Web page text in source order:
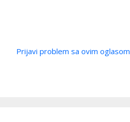
Prijavi problem sa ovim oglasom